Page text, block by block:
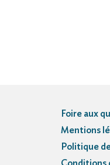
Foire aux
Mentions
Politique